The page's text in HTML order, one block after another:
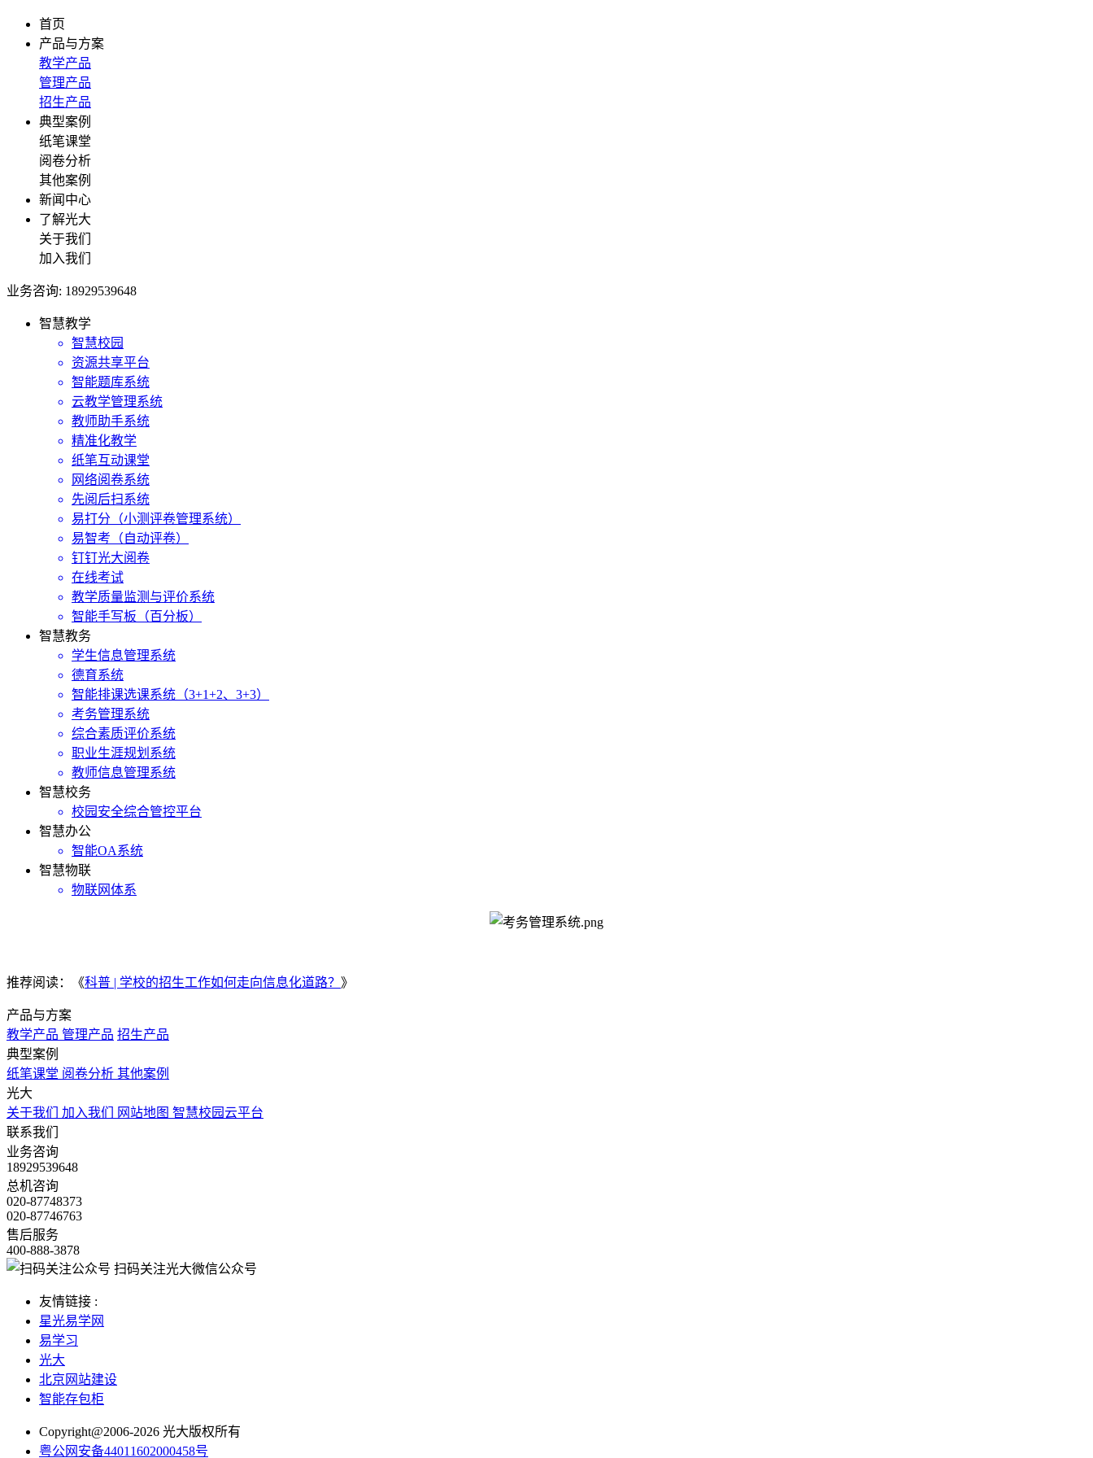
首页
产品与方案
教学产品
管理产品
招生产品
典型案例
纸笔课堂
阅卷分析
其他案例
新闻中心
了解光大
关于我们
加入我们
业务咨询: 18929539648
智慧教学
智慧校园
资源共享平台
智能题库系统
云教学管理系统
教师助手系统
精准化教学
纸笔互动课堂
网络阅卷系统
先阅后扫系统
易打分（小测评卷管理系统）
易智考（自动评卷）
钉钉光大阅卷
在线考试
教学质量监测与评价系统
智能手写板（百分板）
智慧教务
学生信息管理系统
德育系统
智能排课选课系统（3+1+2、3+3）
考务管理系统
综合素质评价系统
职业生涯规划系统
教师信息管理系统
智慧校务
校园安全综合管控平台
智慧办公
智能OA系统
智慧物联
物联网体系
推荐阅读：《科普 | 学校的招生工作如何走向信息化道路？ 》
产品与方案
教学产品 管理产品 招生产品
典型案例
纸笔课堂 阅卷分析 其他案例
光大
关于我们 加入我们 网站地图 智慧校园云平台
联系我们
业务咨询
18929539648
总机咨询
020-87748373
020-87746763
售后服务
400-888-3878
扫码关注光大微信公众号
友情链接 :
星光易学网
易学习
光大
北京网站建设
智能存包柜
Copyright@2006-2026 光大版权所有
粤公网安备44011602000458号